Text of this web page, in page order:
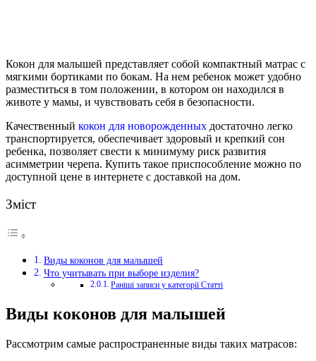
Кокон для малышей представляет собой компактный матрас с
мягкими бортиками по бокам. На нем ребенок может удобно
разместиться в том положении, в котором он находился в
животе у мамы, и чувствовать себя в безопасности.
Качественный кокон для новорожденных достаточно легко
транспортируется, обеспечивает здоровый и крепкий сон
ребенка, позволяет свести к минимуму риск развития
асимметрии черепа. Купить такое приспособление можно по
доступной цене в интернете с доставкой на дом.
Зміст
Виды коконов для малышей
Что учитывать при выборе изделия?
Раніші записи у категорії Статті
Виды коконов для малышей
Рассмотрим самые распространенные виды таких матрасов: